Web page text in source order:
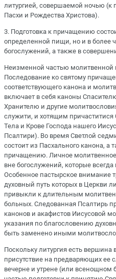
литургией, совершаемой ночью (к
Пасхи и Рождества Христова).
3. Подготовка к причащению
определенной пищи, но и в более
богослужений, а также в
Неизменной частью молитвенной
Последование ко святому
соответствующего канона и
включает в себя каноны
Хранителю и другие
служити, и хотящим
Тела и Крове Господа нашего
Псалтири). Во время Светлой
состоит из Пасхального канона, а
причащению. Личное
вне богослужений, которые
Особенное пастырское внимание
духовный путь которых в Церкви
привыкли к длительным
больных. Следованная Псалтирь
канонов и акафистов Иисусовой
указания по благословению
быть заменено иными
Поскольку литургия есть вершина
присутствие на предваряющих ее
вечерне и утрене (или всенощном